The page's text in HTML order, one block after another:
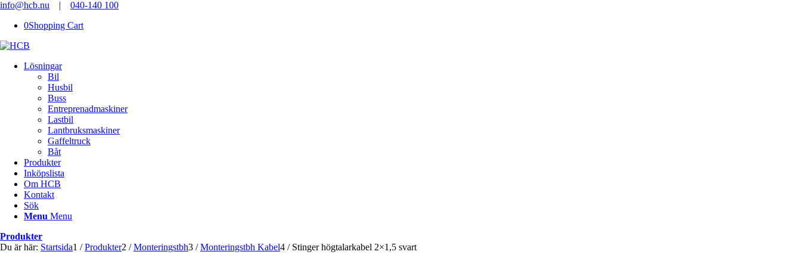
info@hcb.nu | 040-140 100
0Shopping Cart
Lösningar
Bil
Husbil
Buss
Entreprenadmaskiner
Lastbil
Lantbruksmaskiner
Gaffeltruck
Båt
Produkter
Inköpslista
Om HCB
Kontakt
Sök
Menu Menu
Produkter
Du är här: Startsida1 / Produkter2 / Monteringstbh3 / Monteringstbh Kabel4 / Stinger högtalarkabel 2×1,5 svart